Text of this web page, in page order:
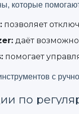
которые
позволяет
даёт
помогает
с
по